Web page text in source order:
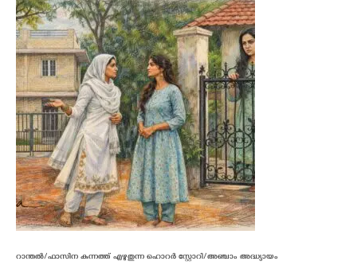
റാന്തൽ/ഫാസിന കുന്നത്ത് എഴുതുന്ന ഹൊറർ സ്റ്റോറി/അഞ്ചാം അദ്ധ്യായം